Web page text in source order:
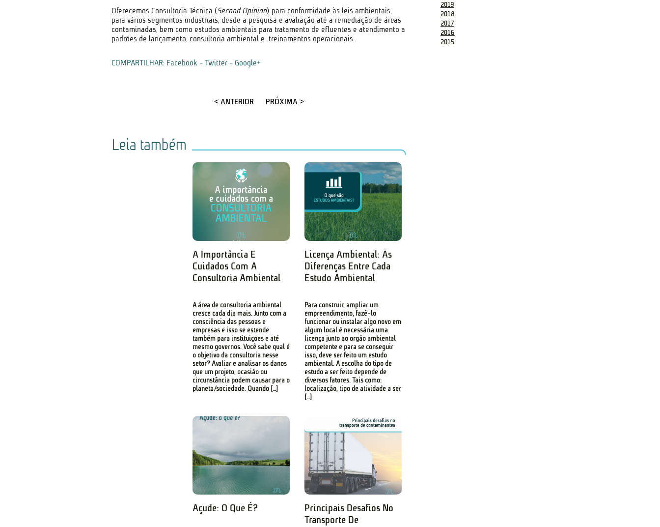
Oferecemos Consultoria Técnica (Second Opinion) para conformidade às leis ambientais,
para vários segmentos industriais, desde a pesquisa e avaliação até a remediação de áreas
contaminadas, bem como estudos ambientais para tratamento de efluentes e atendimento a
padrões de lançamento, consultoria ambiental e treinamentos operacionais.
COMPARTILHAR: Facebook - Twitter - Google+
< ANTERIOR PRÓXIMA >
Leia também
A Importância E
Cuidados Com A
Consultoria Ambiental
A área de consultoria ambiental
cresce cada dia mais. Junto com a
consciência das pessoas e
empresas e isso se estende
também para instituições e até
mesmo governos. Você sabe qual é
o objetivo da consultoria nesse
setor? Avaliar e analisar os danos
que um projeto, ocasião ou
circunstância podem causar para o
planeta/sociedade. Quando […]
Licença Ambiental: As
Diferenças Entre Cada
Estudo Ambiental
Para construir, ampliar um
empreendimento, fazê-lo
funcionar ou instalar algo novo em
algum local é necessária uma
licença junto ao órgão ambiental
competente e para se conseguir
isso, deve ser feito um estudo
ambiental. A escolha do tipo de
estudo a ser feito depende de
diversos fatores. Tais como:
localização, tipo de atividade a ser
[…]
Açude: O Que É?
Principais Desafios No
Transporte De
2019
2018
2017
2016
2015